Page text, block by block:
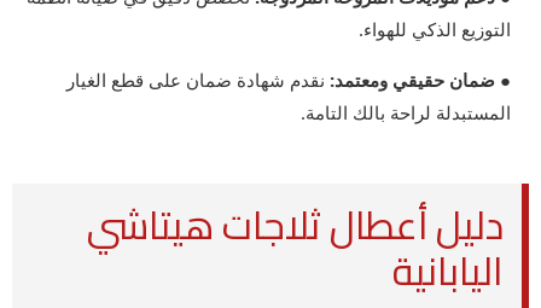
التوزيع الذكي للهواء.
● ضمان حقيقي ومعتمد: نقدم شهادة ضمان على قطع الغيار
المستبدلة لراحة بالك التامة.
دليل أعطال ثلاجات هيتاشي
اليابانية